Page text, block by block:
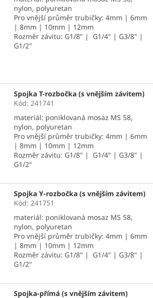
nylon, polyuretan
Pro vnější průměr trubičky: 4mm | 6mm
| 8mm | 10mm | 12mm
Rozměr závitu: G1/8" | G1/4" | G3/8" |
G1/2"
Spojka T-rozbočka (s vnějším závitem)
Kód: 241741
materiál: poniklovaná mosaz MS 58,
nylon, polyuretan
Pro vnější průměr trubičky: 4mm | 6mm
| 8mm | 10mm | 12mm
Rozměr závitu: G1/8" | G1/4" | G3/8" |
G1/2"
Spojka Y-rozbočka (s vnějším závitem)
Kód: 241751
materiál: poniklovaná mosaz MS 58,
nylon, polyuretan
Pro vnější průměr trubičky: 4mm | 6mm
| 8mm | 10mm | 12mm
Rozměr závitu: G1/8" | G1/4" | G3/8" |
G1/2"
Spojka-přímá (s vnějším závitem)